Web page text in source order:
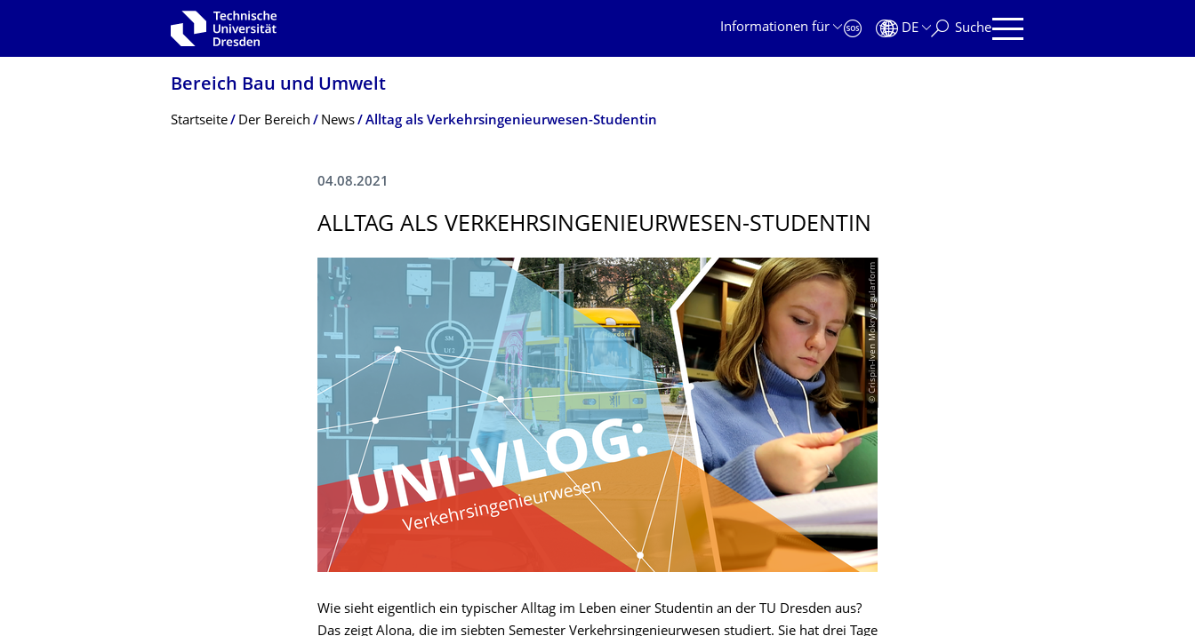
Zur Hauptnavigation springen
Informationen für
DE Suche
Bereich Bau und Umwelt
Breadcrumb-Menü
Startseite Der Bereich News Alltag als Verkehrsingenieurwesen-Studentin
04.08.2021
ALLTAG ALS VERKEHRSINGENI­EURWESEN-STUDENTIN
© Crispin-Iven Mokry/regularform
Wie sieht eigentlich ein typischer Alltag im Leben einer Studentin an der TU Dresden aus?
Das zeigt Alona, die im siebten Semester Verkehrsingenieurwesen studiert. Sie hat drei Tage